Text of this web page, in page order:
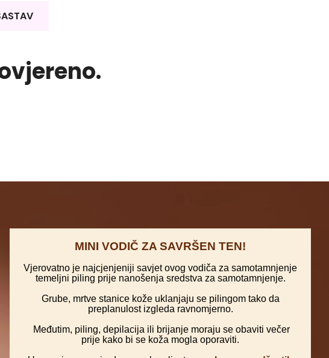
MINI VODIČ ZA SAVRŠEN TEN!
Vjerovatno je najcjenjeniji savjet ovog vodiča za samotamnjenje
temeljni piling prije nanošenja sredstva za samotamnjenje.
Grube, mrtve stanice kože uklanjaju se pilingom tako da
preplanulost izgleda ravnomjerno.
Međutim, piling, depilacija ili brijanje moraju se obaviti večer
prije kako bi se koža mogla oporaviti.